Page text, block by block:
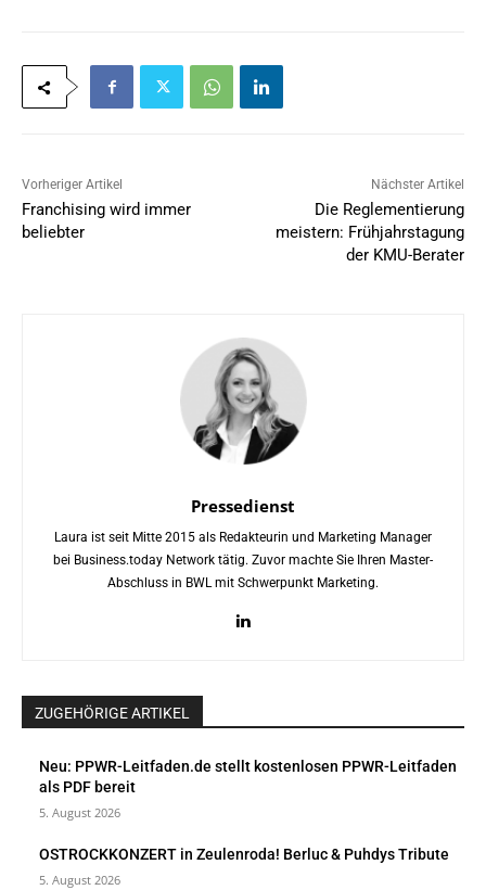
Vorheriger Artikel
Franchising wird immer
beliebter
Nächster Artikel
Die Reglementierung
meistern: Frühjahrstagung
der KMU-Berater
Pressedienst
Laura ist seit Mitte 2015 als Redakteurin und Marketing Manager
bei Business.today Network tätig. Zuvor machte Sie Ihren Master-
Abschluss in BWL mit Schwerpunkt Marketing.
ZUGEHÖRIGE ARTIKEL
Neu: PPWR-Leitfaden.de stellt kostenlosen PPWR-Leitfaden
als PDF bereit
5. August 2026
OSTROCKKONZERT in Zeulenroda! Berluc & Puhdys Tribute
5. August 2026